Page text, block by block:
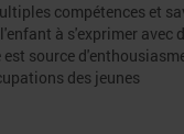
compétences et
à s'exprimer avec
source
des jeunes